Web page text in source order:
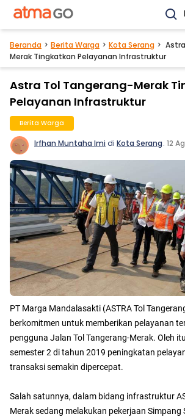
Beranda Berita Warga Kota Serang
Merak Tingkatkan Pelayanan Infrastruktur
Astra Tol Tangerang-Merak
Pelayanan Infrastruktur
Berita Warga
Irfhan Muntaha Imidi Kota Serang. 12
PT Marga Mandalasakti (ASTRA Tol
berkomitmen untuk memberikan pelayanan
pengguna Jalan Tol Tangerang-Merak. Oleh
semester 2 di tahun 2019 peningkatan
transaksi semakin dipercepat.
Salah satunnya, dalam bidang infrastruktur
Merak sedang melakukan pekerjaan Simpang